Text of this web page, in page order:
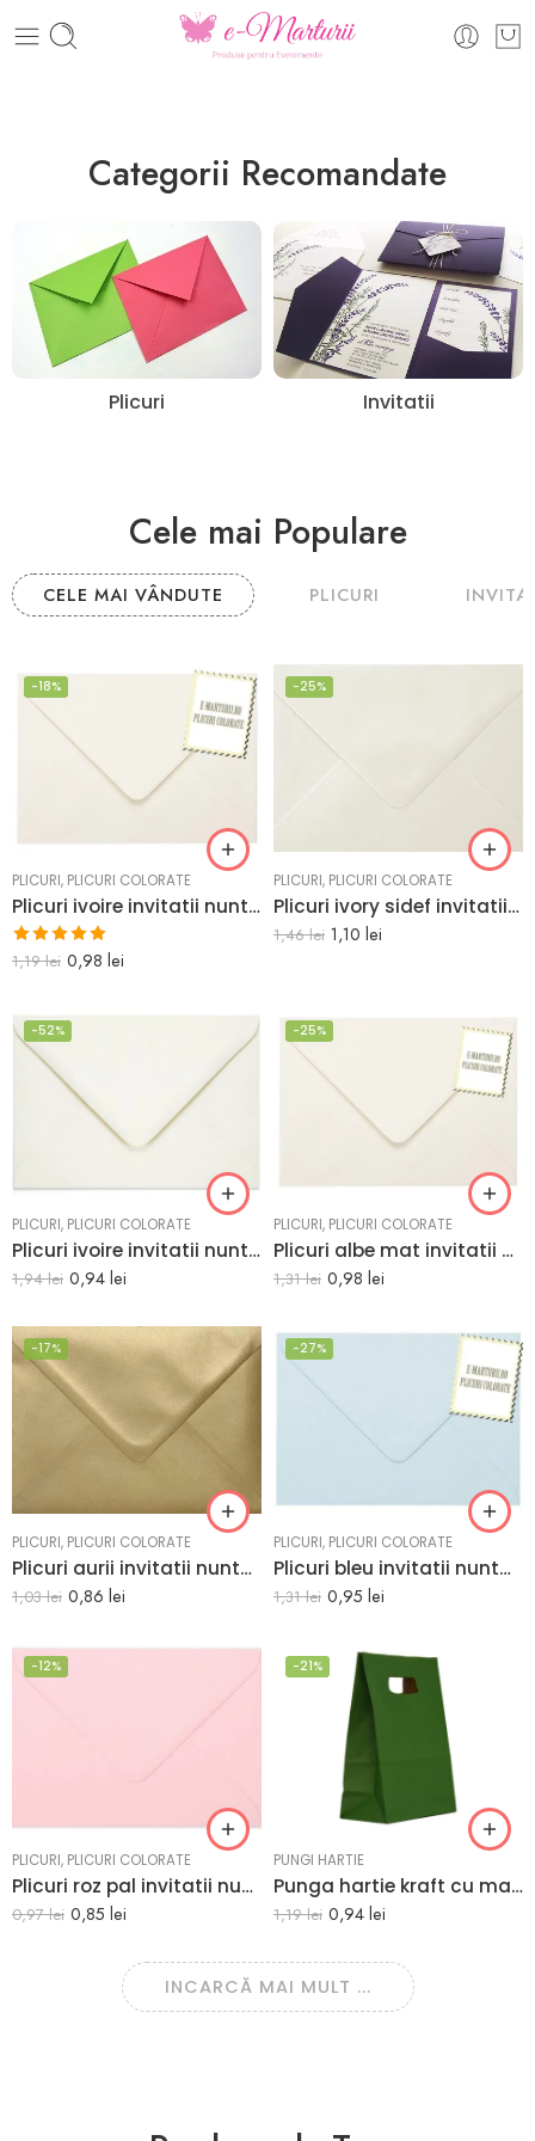
eMărturii - Invitatii nunta si botez, plicuri colorate
Categorii Recomandate
Plicuri Invitatii
Cele mai Populare
CELE MAI VÂNDUTE PLICURI
-18%
PLICURI, PLICURI COLORATE
Plicuri ivoire invitatii nunta botez sau felicitari i8 133 x 184 mm set 20 buc
Evaluat la
5.00din 5
1,19lei 0,98 lei
-25%
PLICURI, PLICURI COLORATE
Plicuri ivory sidef invitatii nunta i8 133 x 184 mm set 20 buc
1,46lei 1,10 lei
-52%
PLICURI, PLICURI COLORATE
Plicuri ivoire invitatii nunta botez C6 114 x 162 mm set 20 buc
1,94lei 0,94lei
-25%
PLICURI, PLICURI COLORATE
Plicuri albe mat invitatii nunta 133 x 184 mm set 20 buc
1,31lei 0,98 lei
-17%
PLICURI, PLICURI COLORATE
Plicuri aurii invitatii nunta botez C6 114 x 162 mm set 20 buc
1,03lei 0,86 lei
-27%
PLICURI, PLICURI COLORATE
Plicuri bleu invitatii nunta botez i8 133 x 184 mm set 20 buc
1,31lei 0,95 lei
-12%
PLICURI, PLICURI COLORATE
Plicuri roz pal invitatii nunta botez C6 114×162 mm Set 20 buc
0,97lei 0,85 lei
-21%
PUNGI HARTIE
Punga hartie kraft cu maner decupat 14x7x21 cm VERDE INCHIS (TUBORG)
1,19lei 0,94lei
INCARCĂ MAI MULT ...
14 x 20 cm